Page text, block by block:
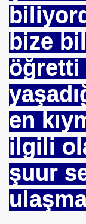
bize
öğretti
en
ilgili
şuur